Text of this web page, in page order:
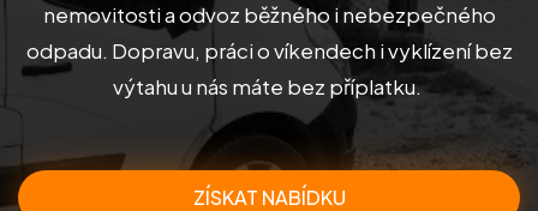
Deratizace a dezinsekce
Příprava nemovitostí na prodej
nemovitosti a odvoz běžného i nebezpečného
odpadu. Dopravu, práci o víkendech i vyklízení bez
výtahu u nás máte bez příplatku.
ZÍSKAT NABÍDKU